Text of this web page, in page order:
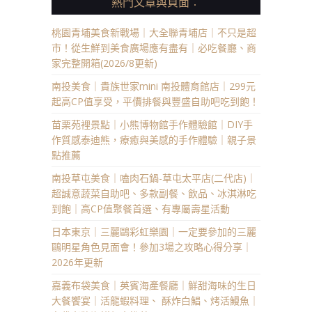
桃園青埔美食新戰場｜大全聯青埔店｜不只是超
市！從生鮮到美食廣場應有盡有｜必吃餐廳、商
家完整開箱(2026/8更新)
南投美食｜貴族世家mini 南投體育館店｜299元
起高CP值享受，平價排餐與豐盛自助吧吃到飽！
苗栗苑裡景點｜小熊博物館手作體驗館｜DIY手
作質感泰迪熊，療癒與美感的手作體驗｜親子景
點推薦
南投草屯美食｜嗑肉石鍋-草屯太平店(二代店)｜
超誠意蔬菜自助吧、多款副餐、飲品、冰淇淋吃
到飽｜高CP值聚餐首選、有專屬壽星活動
日本東京｜三麗鷗彩虹樂園｜一定要參加的三麗
鷗明星角色見面會！參加3場之攻略心得分享｜
2026年更新
嘉義布袋美食｜英賓海產餐廳｜鮮甜海味的生日
大餐饗宴｜活龍蝦料理、 酥炸白鯧、烤活鰻魚｜